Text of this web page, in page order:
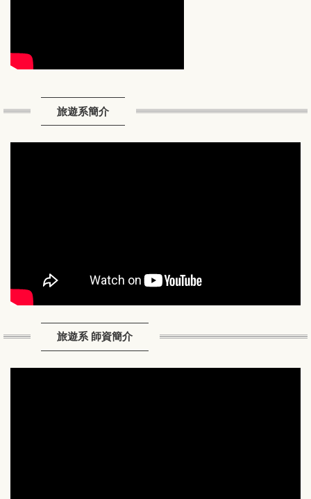
旅遊系簡介
旅遊系 師資簡介